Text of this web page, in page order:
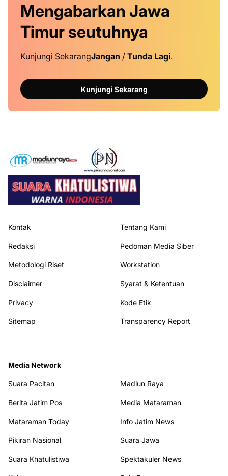
Mengabarkan Jawa
Timur seutuhnya
Kunjungi SekarangJangan / Tunda Lagi.
Kunjungi Sekarang
Kontak Tentang Kami
Redaksi Pedoman Media Siber
Metodologi Riset Workstation
Disclaimer Syarat & Ketentuan
Privacy Kode Etik
Sitemap Transparency Report
Media Network
Suara Pacitan Madiun Raya
Berita Jatim Pos Media Mataraman
Mataraman Today Info Jatim News
Pikiran Nasional Suara Jawa
Suara Khatulistiwa Spektakuler News